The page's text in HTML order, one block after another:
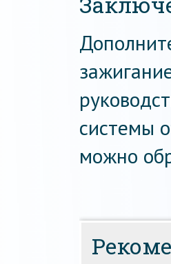
системы
можно